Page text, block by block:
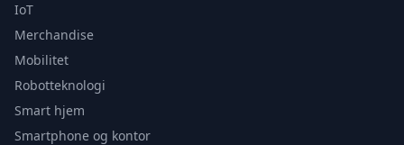
IoT
Merchandise
Mobilitet
Robotteknologi
Smart hjem
Smartphone og kontor